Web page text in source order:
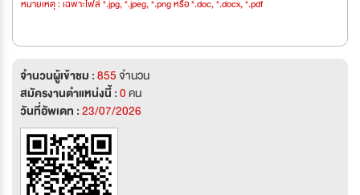
หมายเหตุ : เฉพาะไฟล์ *.jpg, *.jpeg, *.png หรือ *.doc, *.docx, *.pdf
จำนวนผู้เข้าชม :855จำนวน
สมัครงานตำแหน่งนี้ :0คน
วันที่อัพเดท :23/07/2026